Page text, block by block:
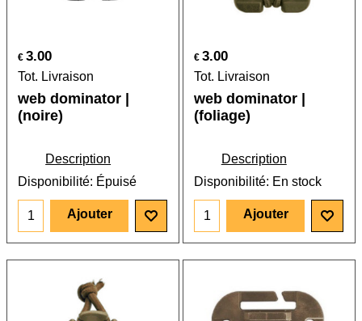
€ 3.00
Tot. Livraison
web dominator |
(noire)
Description
Disponibilité: Épuisé
Ajouter
€ 3.00
Tot. Livraison
web dominator |
(foliage)
Description
Disponibilité: En stock
Ajouter